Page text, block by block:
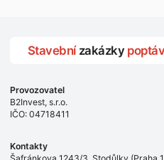
Stavební zakázky
Provozovatel
B2Invest, s.r.o.
IČO: 04718411
Kontakty